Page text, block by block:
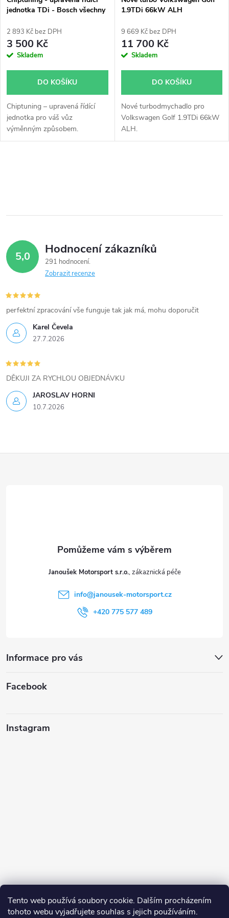
Tento web používá soubory cookie. Dalším procházením
tohoto webu vyjadřujete souhlas s jejich používáním.
p
r
o
u
k
p
r
o
d
u
k
jednotka TDi - Bosch všechny
2 893 Kč bez DPH
3 500 Kč
Skladem
DO KOŠÍKU
Chiptuning – upravená řídící
jednotka pro váš vůz
výměnným způsobem.
1.9TDi 66kW ALH
9 669 Kč bez DPH
11 700 Kč
Skladem
DO KOŠÍKU
Nové turbodmychadlo pro
Volkswagen Golf 1.9TDi 66kW
ALH.
l
d
a
c
í
p
r
v
k
y
ý
5,0 Hodnocení zákazníků
291 hodnocení
Zobrazit recenze
Karel Čevela
27.7.2026
perfektní zpracování vše funguje tak jak má, mohu doporučit
JAROSLAV HORNI
10.7.2026
DĚKUJI ZA RYCHLOU OBJEDNÁVKU
Janoušek Motorsport s.r.o.
info@janousek-motorsport.cz
+420 775 577 489
Informace pro vás
Facebook
Instagram
Sledovat na Instagramu